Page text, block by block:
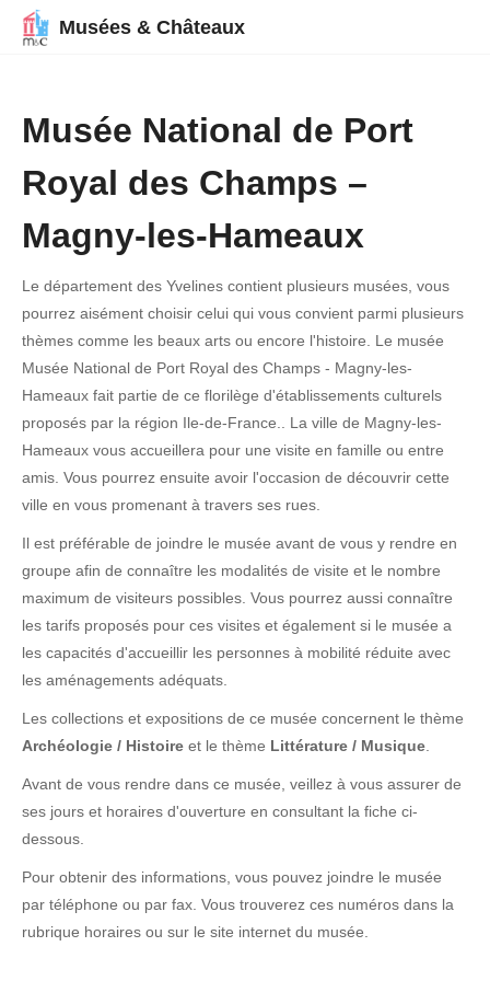
Musées & Châteaux
Musée National de Port
Royal des Champs –
Magny-les-Hameaux
Le département des Yvelines contient plusieurs musées, vous
pourrez aisément choisir celui qui vous convient parmi plusieurs
thèmes comme les beaux arts ou encore l'histoire. Le musée
Musée National de Port Royal des Champs - Magny-les-
Hameaux fait partie de ce florilège d'établissements culturels
proposés par la région Ile-de-France.. La ville de Magny-les-
Hameaux vous accueillera pour une visite en famille ou entre
amis. Vous pourrez ensuite avoir l'occasion de découvrir cette
ville en vous promenant à travers ses rues.
Il est préférable de joindre le musée avant de vous y rendre en
groupe afin de connaître les modalités de visite et le nombre
maximum de visiteurs possibles. Vous pourrez aussi connaître
les tarifs proposés pour ces visites et également si le musée a
les capacités d'accueillir les personnes à mobilité réduite avec
les aménagements adéquats.
Les collections et expositions de ce musée concernent le thème
Archéologie / Histoire et le thème Littérature / Musique
Avant de vous rendre dans ce musée, veillez à vous assurer de
ses jours et horaires d'ouverture en consultant la fiche ci-
dessous.
Pour obtenir des informations, vous pouvez joindre le musée
par téléphone ou par fax. Vous trouverez ces numéros dans la
rubrique horaires ou sur le site internet du musée.